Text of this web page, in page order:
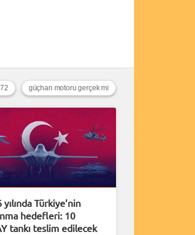
güçhan motoru gerçek mi
yılında Türkiye’nin
hedefleri: 10
tankı teslim edilecek